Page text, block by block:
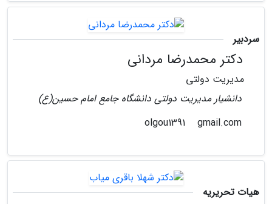
سردبیر
دکتر محمدرضا مردانی
مدیریت دولتی
دانشیار مدیریت دولتی دانشگاه جامع امام حسین(ع)
gmail.com
هیات تحریریه